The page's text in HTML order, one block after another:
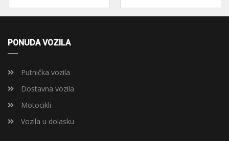
PONUDA VOZILA
Putnička vozila
Dostavna vozila
Motocikli
Vozila u dolasku